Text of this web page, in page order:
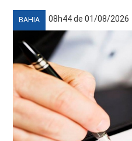
BAHIA 08h44 de 01/08/2026